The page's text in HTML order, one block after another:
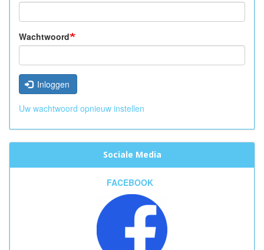
Wachtwoord
Inloggen
Uw wachtwoord opnieuw instellen
Sociale Media
FACEBOOK